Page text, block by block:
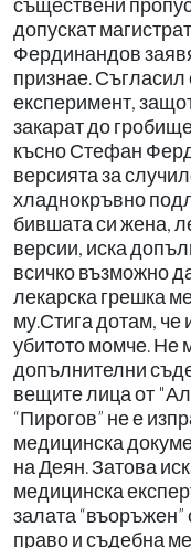
допускат
Фердинандов
признае. Съгласил
експеримент,
закарат до
късно Стефан
версията за
хладнокръвно
бившата си жена,
версии, иска
всичко възможно
лекарска грешка
му.Стига дотам, че
убитото момче. Не
допълнителни
вещите лица от
“Пирогов” не е
медицинска
на Деян. Затова
медицинска
залата
право и съдебна